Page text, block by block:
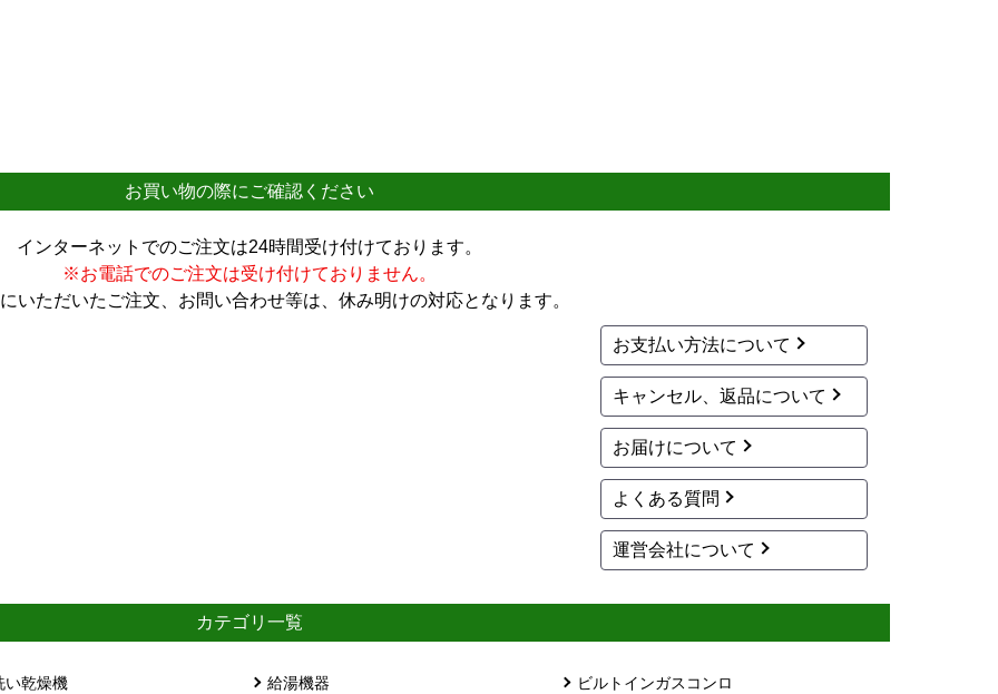
お買い物の際にご確認ください
インターネットでのご注文は24時間受け付けております。
※お電話でのご注文は受け付けておりません。
いただいたご注文、お問い合わせ等は、休み明けの対応となります。
お支払い方法について
キャンセル、返品について
お届けについて
よくある質問
運営会社について
カテゴリ一覧
い乾燥機 給湯機器 ビルトインガスコンロ